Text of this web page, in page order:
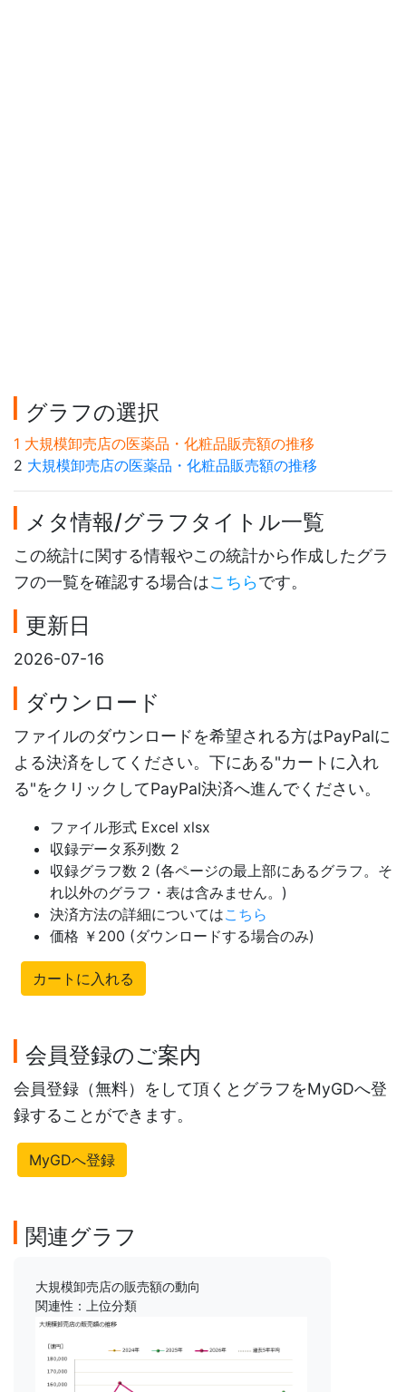
グラフの選択
1 大規模卸売店の医薬品・化粧品販売額の推移
2 大規模卸売店の医薬品・化粧品販売額の推移
メタ情報/グラフタイトル一覧
この統計に関する情報やこの統計から作成したグラ
フの一覧を確認する場合はこちらです。
更新日
2026-07-16
ダウンロード
ファイルのダウンロードを希望される方はPayPalに
よる決済をしてください。下にある"カートに入れ
る"をクリックしてPayPal決済へ進んでください。
ファイル形式 Excel xlsx
収録データ系列数 2
収録グラフ数 2 (各ページの最上部にあるグラフ。そ
れ以外のグラフ・表は含みません。)
決済方法の詳細についてはこちら
価格 ￥200 (ダウンロードする場合のみ)
カートに入れる
会員登録のご案内
会員登録（無料）をして頂くとグラフをMyGDへ登
録することができます。
MyGDへ登録
関連グラフ
大規模卸売店の販売額の動向
関連性：上位分類